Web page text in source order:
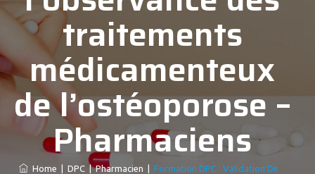
traitements
médicamenteux
de l’ostéoporose –
Pharmaciens
Home DPC |Pharmacien
Formation DPC : Validation De